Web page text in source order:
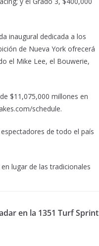
inaugural dedicada a los
de Nueva York ofrecerá
el Mike Lee, el Bouwerie,
$11,075,000 millones en
schedule.
de todo el país
lugar de las tradicionales
en la 1351 Turf Sprint